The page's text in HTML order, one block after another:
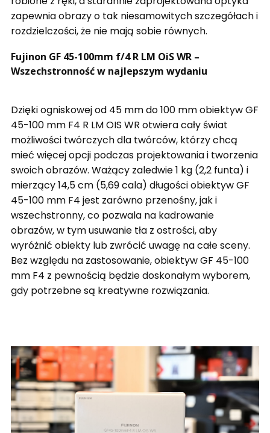
zapewnia obrazy o tak niesamowitych szczegółach i
rozdzielczości, że nie mają sobie równych.
Fujinon GF 45-100mm f/4 R LM OiS WR –
Wszechstronność w najlepszym wydaniu
Dzięki ogniskowej od 45 mm do 100 mm obiektyw GF
45-100 mm F4 R LM OIS WR otwiera cały świat
możliwości twórczych dla twórców, którzy chcą
mieć więcej opcji podczas projektowania i tworzenia
swoich obrazów. Ważący zaledwie 1 kg (2,2 funta) i
mierzący 14,5 cm (5,69 cala) długości obiektyw GF
45-100 mm F4 jest zarówno przenośny, jak i
wszechstronny, co pozwala na kadrowanie
obrazów, w tym usuwanie tła z ostrości, aby
wyróżnić obiekty lub zwrócić uwagę na całe sceny.
Bez względu na zastosowanie, obiektyw GF 45-100
mm F4 z pewnością będzie doskonałym wyborem,
gdy potrzebne są kreatywne rozwiązania.